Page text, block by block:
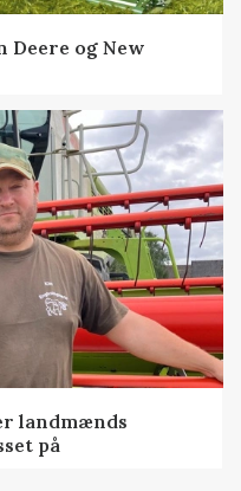
Deere og New
landmænds
på